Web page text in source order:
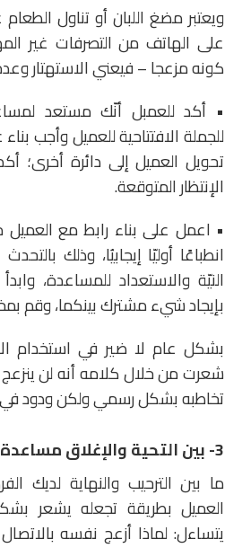
ويعتبر مضغ اللبان أو تناول
على الهاتف من التصرفات غير
كونه مزعجا – فيعني الاستهتار
• أكد للعمبل أنّك مستعد
للجملة الافتتاحية للعميل وأجب
تحويل العميل إلى دائرة أخرى؛
الإنتظار المتوقعة.
• اعمل على بناء رابط مع العميل
انطباعًا أوليّا إيجابيُا، وذلك
النيّة والاستعداد للمساعدة،
بإيجاد شيء مشترك بينكما، وقم
بشكل عام لا ضير في استخدام
شعرت من خلال كلامه أنه لن
تخاطبه بشكل رسمي ولكن ودود
3- بين التحية والإغلاق مساعدة العميل:
ما بين الترحيب والنهاية لديك
العميل بطريقة تجعله يشعر
يتساءل: لماذا أزعج نفسه